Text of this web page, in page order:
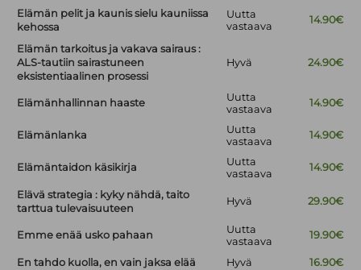
Elämän pelit ja kaunis sielu kauniissa
kehossa
Uutta
vastaava
14.90€
Elämän tarkoitus ja vakava sairaus :
ALS-tautiin sairastuneen
eksistentiaalinen prosessi
Hyvä 24.90€
Elämänhallinnan haaste
Uutta
vastaava
14.90€
Elämänlanka
Uutta
vastaava
14.90€
Elämäntaidon käsikirja
Uutta
vastaava
14.90€
Elävä strategia : kyky nähdä, taito
tarttua tulevaisuuteen
Hyvä 29.90€
Emme enää usko pahaan
Uutta
vastaava
19.90€
En tahdo kuolla, en vain jaksa elää Hyvä 16.90€